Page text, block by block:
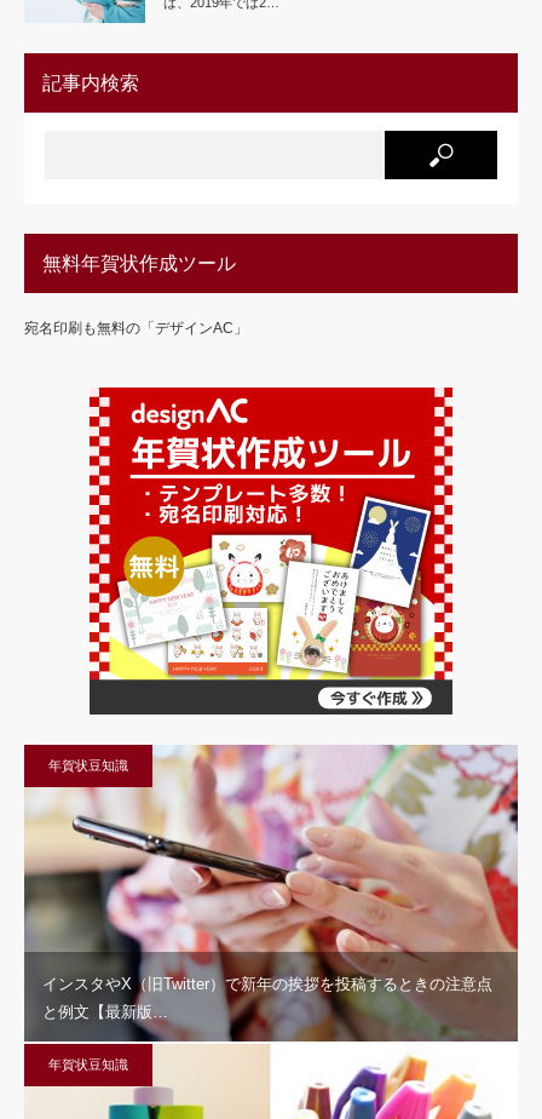
記事内検索
無料年賀状作成ツール
宛名印刷も無料の「デザインAC」
年賀状豆知識
インスタやX（旧Twitter）で新年の挨拶を投稿するときの注意点
と例文【最新版…
年賀状豆知識